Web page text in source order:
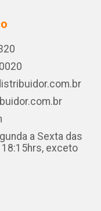
a Sexta das
exceto